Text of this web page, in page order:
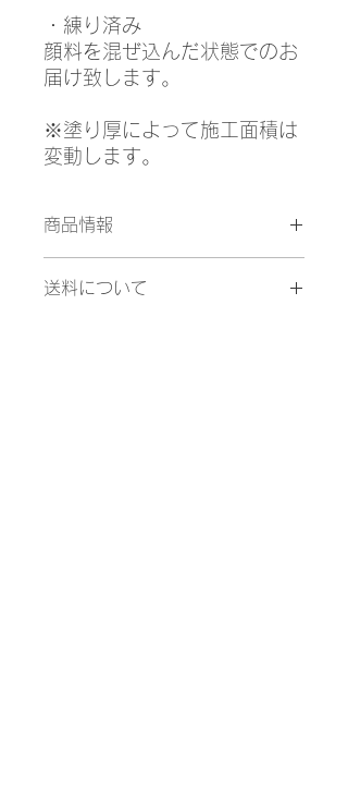
・練り済み
顔料を混ぜ込んだ状態でのお
届け致します。
※塗り厚によって施工面積は
変動します。
商品情報
・『スムース』 1mm/約15㎡
送料について